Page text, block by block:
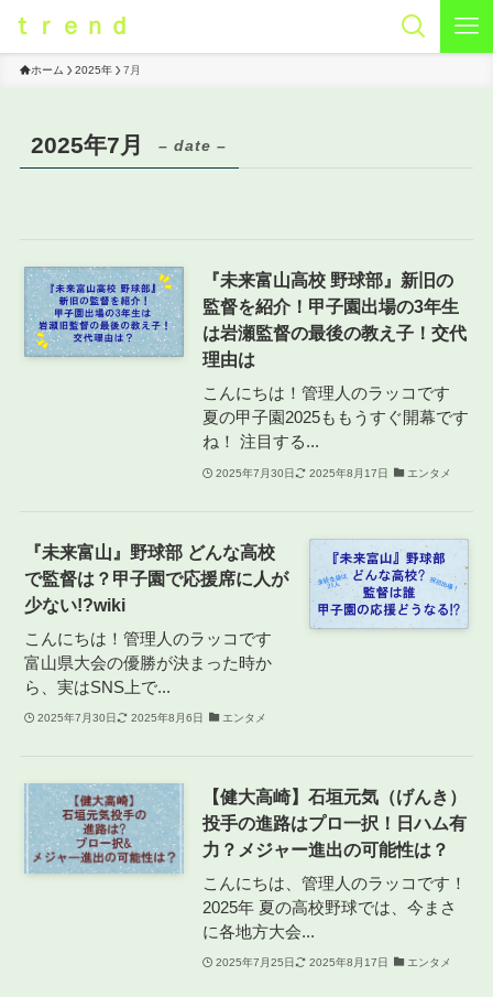
ｔｒｅｎｄ
ホーム 2025年 7月
2025年7月 – date –
『未来富山高校 野球部』新旧の
監督を紹介！甲子園出場の3年生
は岩瀬監督の最後の教え子！交代
理由は
こんにちは！管理人のラッコです
夏の甲子園2025ももうすぐ開幕です
ね！ 注目する...
2025年7月30日 2025年8月17日 エンタメ
『未来富山』野球部 どんな高校
で監督は？甲子園で応援席に人が
少ない!?wiki
こんにちは！管理人のラッコです
富山県大会の優勝が決まった時か
ら、実はSNS上で...
2025年7月30日 2025年8月6日 エンタメ
【健大高崎】石垣元気（げんき）
投手の進路はプロ一択！日ハム有
力？メジャー進出の可能性は？
こんにちは、管理人のラッコです！
2025年 夏の高校野球では、今まさ
に各地方大会...
2025年7月25日 2025年8月17日 エンタメ